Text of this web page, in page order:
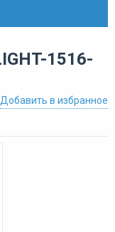
1516-
Добавить в избранное